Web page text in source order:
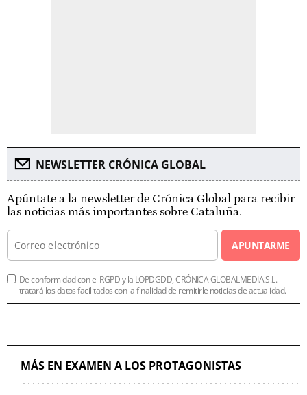
NEWSLETTER CRÓNICA GLOBAL
Apúntate a la newsletter de Crónica Global para recibir
las noticias más importantes sobre Cataluña.
APUNTARME
De conformidad con el RGPD y la LOPDGDD, CRÓNICA GLOBALMEDIA S.L.
tratará los datos facilitados con la finalidad de remitirle noticias de actualidad.
MÁS EN EXAMEN A LOS PROTAGONISTAS